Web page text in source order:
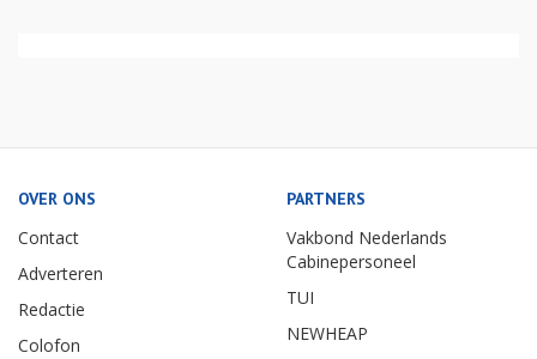
OVER ONS
Contact
Adverteren
Redactie
Colofon
PARTNERS
Vakbond Nederlands
Cabinepersoneel
TUI
NEWHEAP